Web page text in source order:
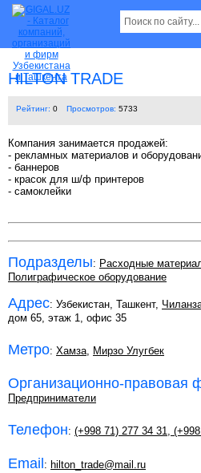
HILTON TRADE
Рейтинг: 0 Просмотров: 5733
Компания занимается продажей:
- рекламных материалов и
- баннеров
- красок для ш/ф принтеров
- самоклейки
Подразделы: Расходные
Полиграфическое оборудование
Адрес: Узбекистан, Ташкент,
дом 65, этаж 1, офис 35
Метро: Хамза Мирзо Улугбек
Организационно-правовая
Предприниматели
Телефон: (+998 71) 277 34 31
Email : hilton_trade@mail.ru